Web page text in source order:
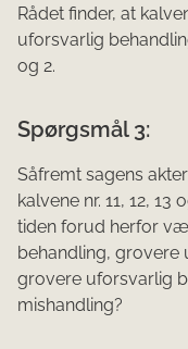
Rådet finder, at
uforsvarlig
og 2.
Spørgsmål 3:
Såfremt sagens
kalvene nr. 11, 12,
tiden forud herfor
behandling, grovere
grovere uforsvarlig
mishandling?